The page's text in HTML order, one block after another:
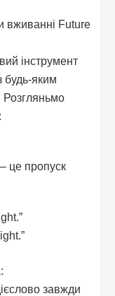
вживанні Future
інструмент
будь-яким
Розгляньмо
це пропуск
завжди